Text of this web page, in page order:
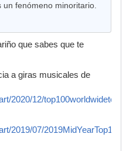
fenómeno minoritario.
que sabes que te
a giras musicales de
2020/12/
2019/07/